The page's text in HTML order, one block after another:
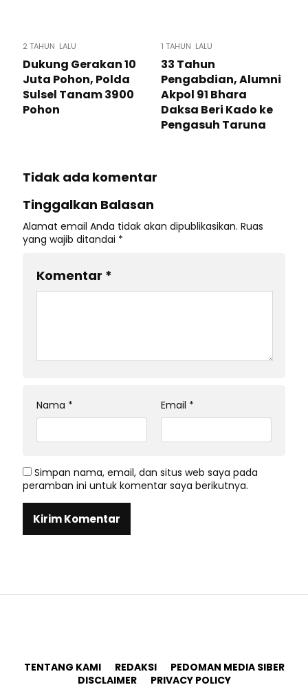
2 TAHUN LALU
Dukung Gerakan 10
Juta Pohon, Polda
Sulsel Tanam 3900
Pohon
1 TAHUN LALU
33 Tahun
Pengabdian, Alumni
Akpol 91 Bhara
Daksa Beri Kado ke
Pengasuh Taruna
Tidak ada komentar
Tinggalkan Balasan
Alamat email Anda tidak akan dipublikasikan. Ruas
yang wajib ditandai *
Komentar *
Nama * Email *
Simpan nama, email, dan situs web saya pada
peramban ini untuk komentar saya berikutnya.
TENTANG KAMI REDAKSI
PEDOMAN MEDIA SIBER
DISCLAIMER
PRIVACY POLICY